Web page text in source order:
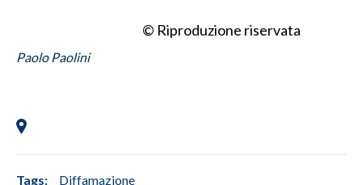
© Riproduzione riservata
Paolo Paolini
Tags: Diffamazione